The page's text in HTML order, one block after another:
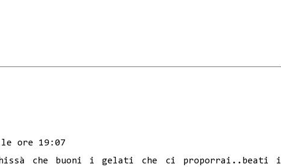
ore 19:07
che buoni i gelati che ci proporrai..beati i